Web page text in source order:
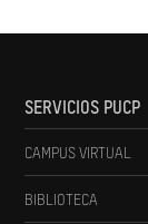
SERVICIOS PUCP
CAMPUS VIRTUAL
BIBLIOTECA